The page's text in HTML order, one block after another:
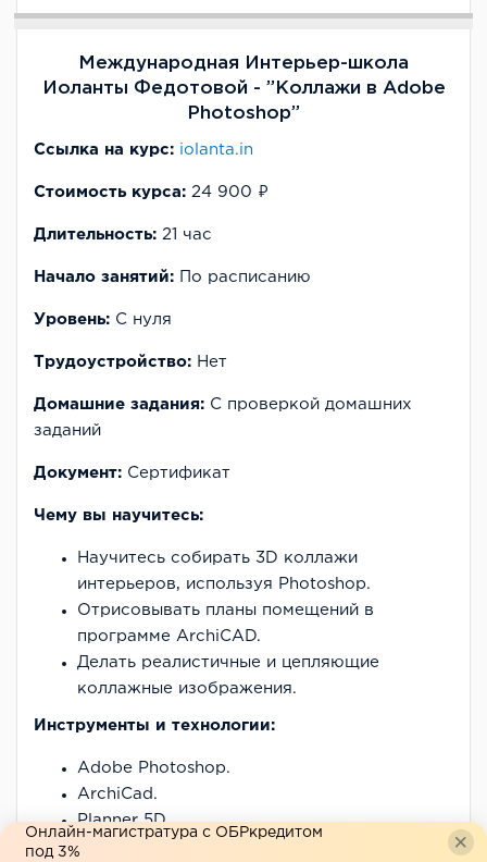
Международная Интерьер-школа
Иоланты Федотовой - ”Коллажи в Adobe
Photoshop”
Ссылка на курс: iolanta.in
Стоимость курса: 24 900 ₽
Длительность: 21 час
Начало занятий: По расписанию
Уровень: С нуля
Трудоустройство: Нет
Домашние задания: С проверкой домашних
заданий
Документ: Сертификат
Чему вы научитесь:
Научитесь собирать 3D коллажи
интерьеров, используя Photoshop.
Отрисовывать планы помещений в
программе ArchiCAD.
Делать реалистичные и цепляющие
коллажные изображения.
Инструменты и технологии:
Adobe Photoshop.
ArchiCad.
Planner 5D.
Что получите по окончанию курса:
Онлайн-магистратура с ОБРкредитом
под 3%